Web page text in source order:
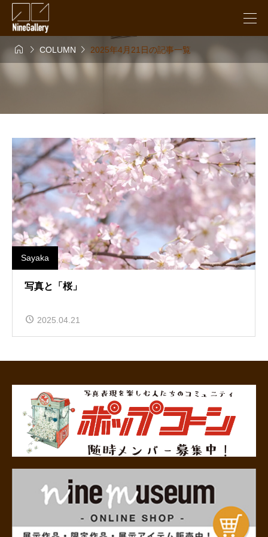
 COLUMN  2025年4月21日の記事一覧
Sayaka
写真と「桜」
2025.04.21